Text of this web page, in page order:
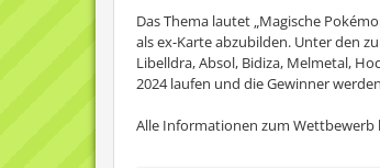
Das Thema lautet „Magische
als ex-Karte abzubilden. Unter den
Libelldra, Absol, Bidiza, Melmetal,
2024 laufen und die Gewinner
Alle Informationen zum Wettbewerb